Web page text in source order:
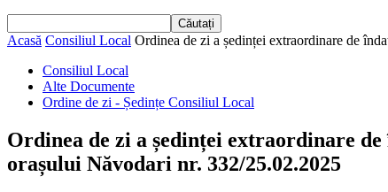
Acasă Consiliul Local Ordinea de zi a ședinței extraordinare de
Consiliul Local
Alte Documente
Ordine de zi - Ședințe Consiliul Local
Ordinea de zi a ședinței extraordinare
orașului Năvodari nr. 332/25.02.2025